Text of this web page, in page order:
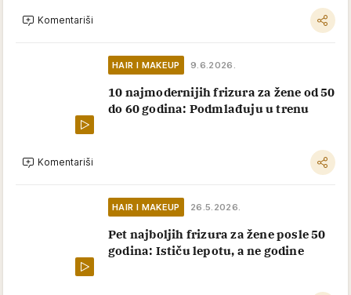
Komentariši
HAIR I MAKEUP 9.6.2026.
10 najmodernijih frizura za žene od 50
do 60 godina: Podmlađuju u trenu
Komentariši
HAIR I MAKEUP 26.5.2026.
Pet najboljih frizura za žene posle 50
godina: Ističu lepotu, a ne godine